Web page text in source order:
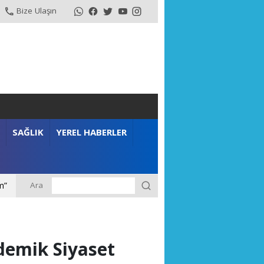
Bize Ulaşın
SAĞLIK YEREL HABERLER
Ara
Siyaset